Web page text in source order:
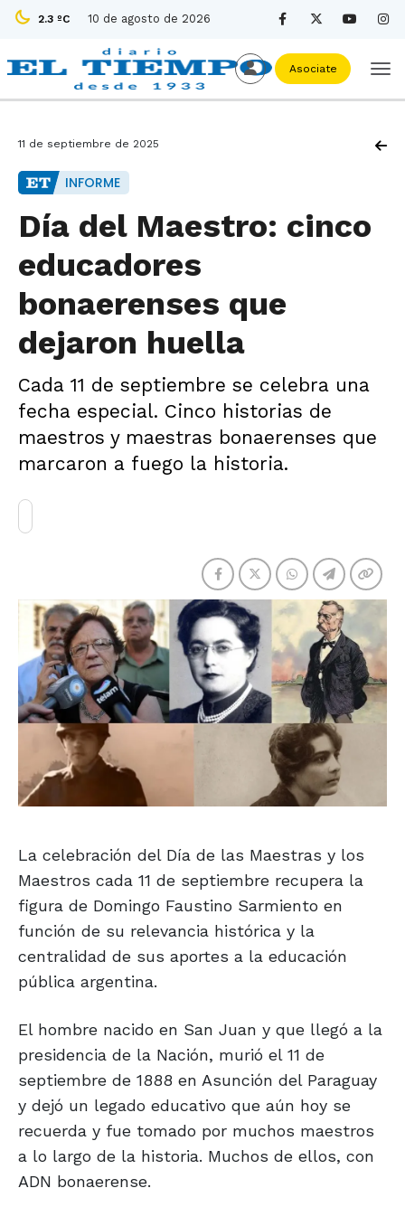
2.3 ºC 10 de agosto de 2026
Asociate
11 de septiembre de 2025
INFORME
Día del Maestro: cinco
educadores
bonaerenses que
dejaron huella
Cada 11 de septiembre se celebra una
fecha especial. Cinco historias de
maestros y maestras bonaerenses que
marcaron a fuego la historia.
La celebración del Día de las Maestras y los
Maestros cada 11 de septiembre recupera la
figura de Domingo Faustino Sarmiento en
función de su relevancia histórica y la
centralidad de sus aportes a la educación
pública argentina.
El hombre nacido en San Juan y que llegó a la
presidencia de la Nación, murió el 11 de
septiembre de 1888 en Asunción del Paraguay
y dejó un legado educativo que aún hoy se
recuerda y fue tomado por muchos maestros
a lo largo de la historia. Muchos de ellos, con
ADN bonaerense.